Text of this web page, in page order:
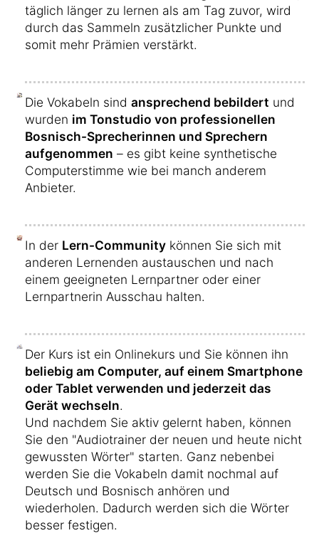
täglich länger zu lernen als am Tag zuvor, wird
durch das Sammeln zusätzlicher Punkte und
somit mehr Prämien verstärkt.
Die Vokabeln sind ansprechend bebildert und
wurden im Tonstudio von professionellen
Bosnisch-Sprecherinnen und Sprechern
aufgenommen – es gibt keine synthetische
Computerstimme wie bei manch anderem
Anbieter.
In der Lern-Community können Sie sich mit
anderen Lernenden austauschen und nach
einem geeigneten Lernpartner oder einer
Lernpartnerin Ausschau halten.
Der Kurs ist ein Onlinekurs und Sie können ihn
beliebig am Computer, auf einem Smartphone
oder Tablet verwenden und jederzeit das
Gerät wechseln.
Und nachdem Sie aktiv gelernt haben, können
Sie den "Audiotrainer der neuen und heute nicht
gewussten Wörter" starten. Ganz nebenbei
werden Sie die Vokabeln damit nochmal auf
Deutsch und Bosnisch anhören und
wiederholen. Dadurch werden sich die Wörter
besser festigen.